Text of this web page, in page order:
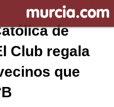
de
Club regala
que